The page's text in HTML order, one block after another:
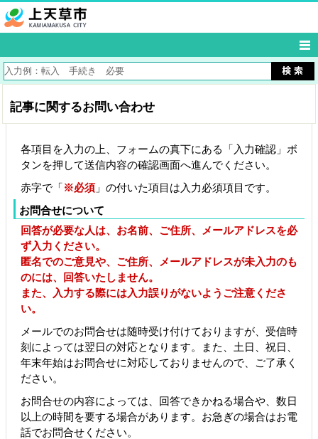
記事に関するお問い合わせ
各項目を入力の上、フォームの真下にある「入力確認」ボ
タンを押して送信内容の確認画面へ進んでください。
赤字で「※必須 」の付いた項目は入力必須項目です。
お問合せについて
回答が必要な人は、お名前、ご住所、メールアドレスを必
ず入力ください。
匿名でのご意見や、ご住所、メールアドレスが未入力のも
のには、回答いたしません。
また、入力する際には入力誤りがないようご注意くださ
い。
メールでのお問合せは随時受け付けておりますが、受信時
刻によっては翌日の対応となります。また、土日、祝日、
年末年始はお問合せに対応しておりませんので、ご了承く
ださい。
お問合せの内容によっては、回答できかねる場合や、数日
以上の時間を要する場合があります。お急ぎの場合はお電
話でお問合せください。